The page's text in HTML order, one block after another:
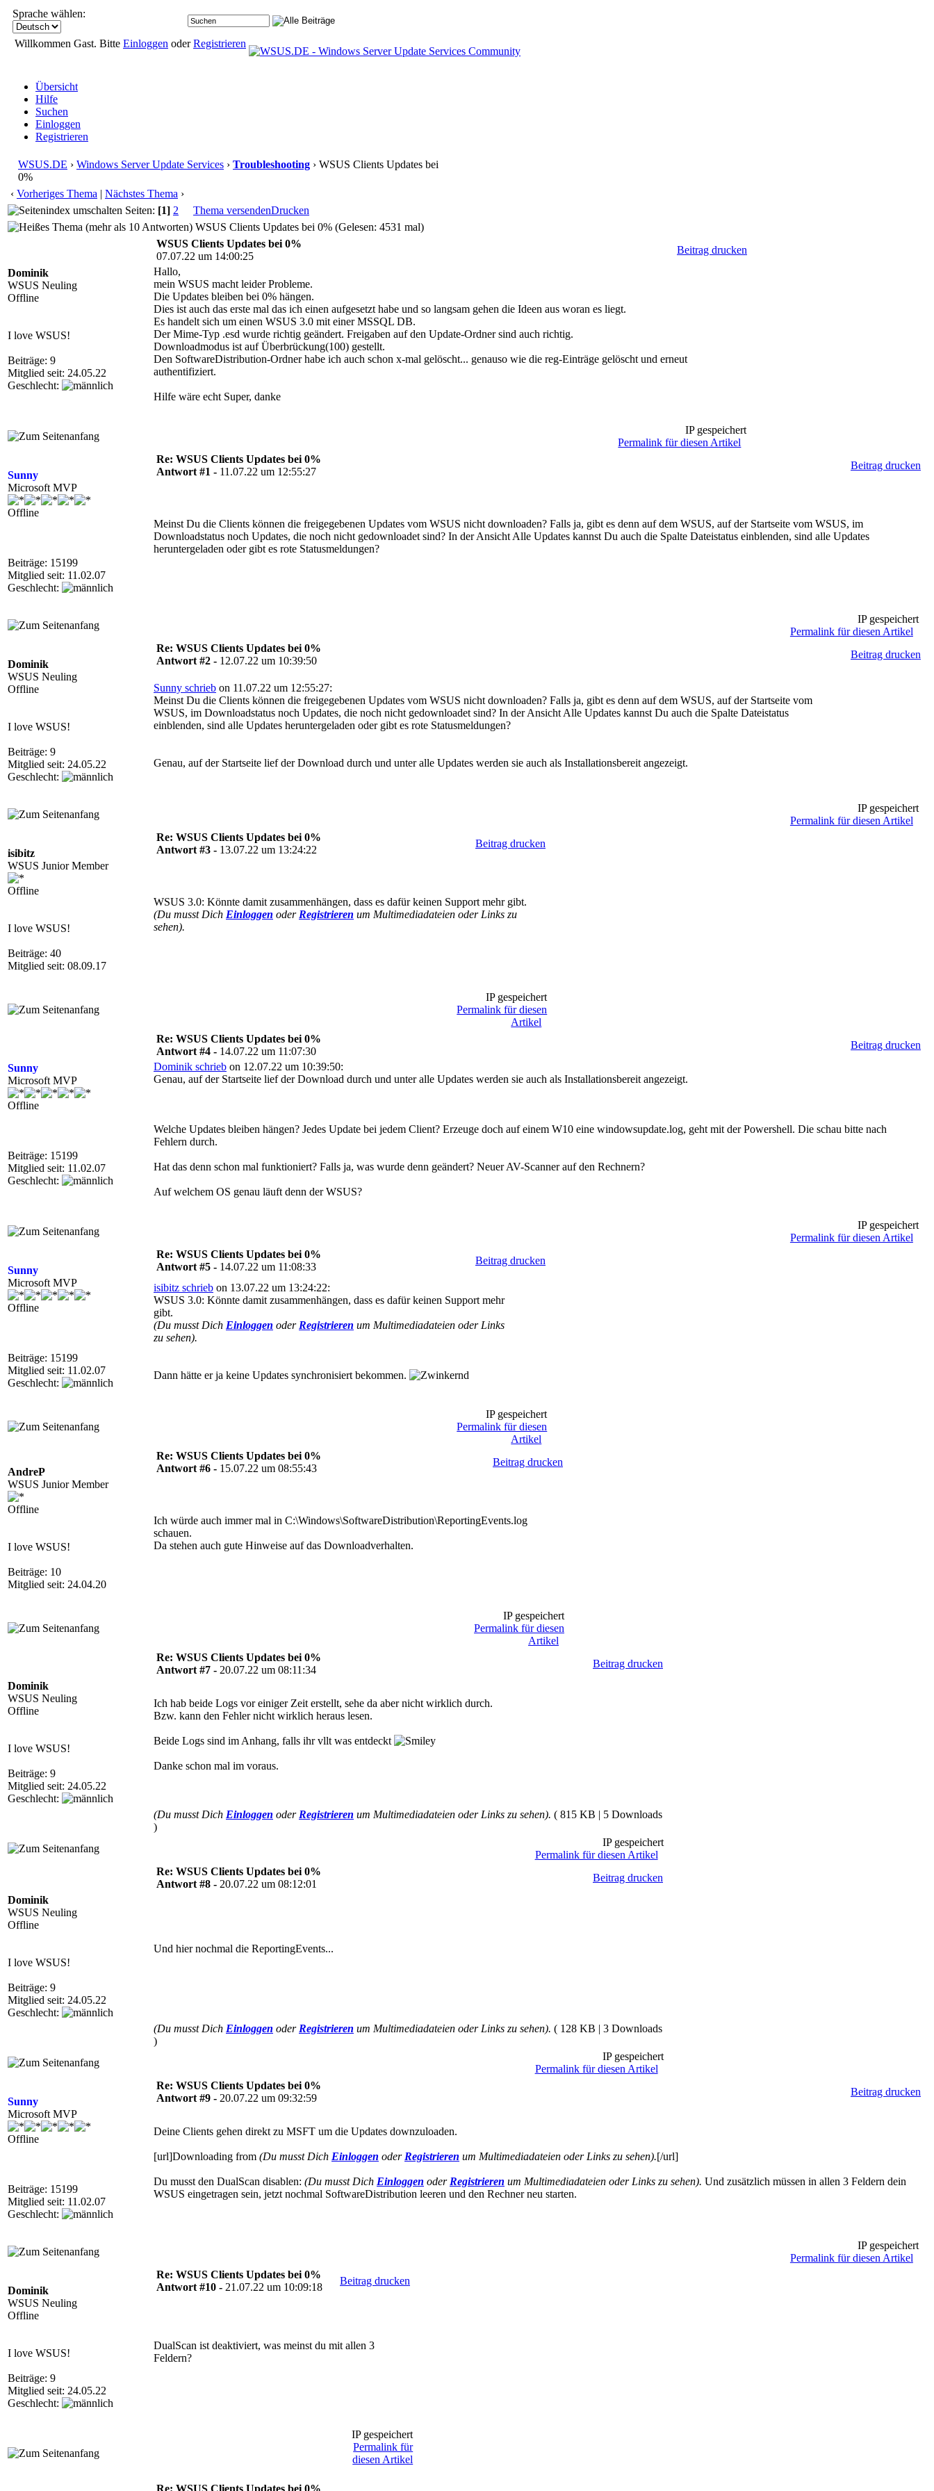
Sprache wählen:
Willkommen Gast. Bitte Einloggen oderRegistrieren
Übersicht
Hilfe
Suchen
Einloggen
Registrieren
WSUS.DE › Windows Server Update Services › Troubleshooting › WSUS Clients Updates bei
0%
‹ Vorheriges Thema | Nächstes Thema ›
Seiten: [1] 2 Thema versendenDrucken
WSUS Clients Updates bei 0% (Gelesen: 4531 mal)
Dominik
WSUS Neuling
Offline
I love WSUS!
Beiträge: 9
Mitglied seit: 24.05.22
Geschlecht:
WSUS Clients Updates bei 0%
07.07.22 um 14:00:25
Beitrag drucken
Hallo,
mein WSUS macht leider Probleme.
Die Updates bleiben bei 0% hängen.
Dies ist auch das erste mal das ich einen aufgesetzt habe und so langsam gehen die Ideen aus woran es liegt.
Es handelt sich um einen WSUS 3.0 mit einer MSSQL DB.
Der Mime-Typ .esd wurde richtig geändert. Freigaben auf den Update-Ordner sind auch richtig.
Downloadmodus ist auf Überbrückung(100) gestellt.
Den SoftwareDistribution-Ordner habe ich auch schon x-mal gelöscht... genauso wie die reg-Einträge gelöscht und erneut
authentifiziert.
Hilfe wäre echt Super, danke
IP gespeichert
Permalink für diesen Artikel
Sunny
Microsoft MVP
Offline
Beiträge: 15199
Mitglied seit: 11.02.07
Geschlecht:
Re: WSUS Clients Updates bei 0%
Antwort #1 - 11.07.22 um 12:55:27
Beitrag drucken
Meinst Du die Clients können die freigegebenen Updates vom WSUS nicht downloaden? Falls ja, gibt es denn auf dem WSUS, auf der Startseite vom WSUS, im
Downloadstatus noch Updates, die noch nicht gedownloadet sind? In der Ansicht Alle Updates kannst Du auch die Spalte Dateistatus einblenden, sind alle Updates
heruntergeladen oder gibt es rote Statusmeldungen?
IP gespeichert
Permalink für diesen Artikel
Dominik
WSUS Neuling
Offline
I love WSUS!
Beiträge: 9
Mitglied seit: 24.05.22
Geschlecht:
Re: WSUS Clients Updates bei 0%
Antwort #2 - 12.07.22 um 10:39:50
Beitrag drucken
Sunny schrieb on 11.07.22 um 12:55:27:
Meinst Du die Clients können die freigegebenen Updates vom WSUS nicht downloaden? Falls ja, gibt es denn auf dem WSUS, auf der Startseite vom
WSUS, im Downloadstatus noch Updates, die noch nicht gedownloadet sind? In der Ansicht Alle Updates kannst Du auch die Spalte Dateistatus
einblenden, sind alle Updates heruntergeladen oder gibt es rote Statusmeldungen?
Genau, auf der Startseite lief der Download durch und unter alle Updates werden sie auch als Installationsbereit angezeigt.
IP gespeichert
Permalink für diesen Artikel
isibitz
WSUS Junior Member
Offline
I love WSUS!
Beiträge: 40
Mitglied seit: 08.09.17
Re: WSUS Clients Updates bei 0%
Antwort #3 - 13.07.22 um 13:24:22
Beitrag drucken
WSUS 3.0: Könnte damit zusammenhängen, dass es dafür keinen Support mehr gibt.
(Du musst Dich Einloggen oder Registrieren um Multimediadateien oder Links zu
sehen).
IP gespeichert
Permalink für diesen
Artikel
Sunny
Microsoft MVP
Offline
Beiträge: 15199
Mitglied seit: 11.02.07
Geschlecht:
Re: WSUS Clients Updates bei 0%
Antwort #4 - 14.07.22 um 11:07:30
Beitrag drucken
Dominik schrieb on 12.07.22 um 10:39:50:
Genau, auf der Startseite lief der Download durch und unter alle Updates werden sie auch als Installationsbereit angezeigt.
Welche Updates bleiben hängen? Jedes Update bei jedem Client? Erzeuge doch auf einem W10 eine windowsupdate.log, geht mit der Powershell. Die schau bitte nach
Fehlern durch.
Hat das denn schon mal funktioniert? Falls ja, was wurde denn geändert? Neuer AV-Scanner auf den Rechnern?
Auf welchem OS genau läuft denn der WSUS?
IP gespeichert
Permalink für diesen Artikel
Sunny
Microsoft MVP
Offline
Beiträge: 15199
Mitglied seit: 11.02.07
Geschlecht:
Re: WSUS Clients Updates bei 0%
Antwort #5 - 14.07.22 um 11:08:33
Beitrag drucken
isibitz schrieb on 13.07.22 um 13:24:22:
WSUS 3.0: Könnte damit zusammenhängen, dass es dafür keinen Support mehr
gibt.
(Du musst Dich Einloggen oder Registrieren um Multimediadateien oder Links
zu sehen).
Dann hätte er ja keine Updates synchronisiert bekommen.
IP gespeichert
Permalink für diesen
Artikel
AndreP
WSUS Junior Member
Offline
I love WSUS!
Beiträge: 10
Mitglied seit: 24.04.20
Re: WSUS Clients Updates bei 0%
Antwort #6 - 15.07.22 um 08:55:43
Beitrag drucken
Ich würde auch immer mal in C:\Windows\SoftwareDistribution\ReportingEvents.log
schauen.
Da stehen auch gute Hinweise auf das Downloadverhalten.
IP gespeichert
Permalink für diesen
Artikel
Dominik
WSUS Neuling
Offline
I love WSUS!
Beiträge: 9
Mitglied seit: 24.05.22
Geschlecht:
Re: WSUS Clients Updates bei 0%
Antwort #7 - 20.07.22 um 08:11:34
Beitrag drucken
Ich hab beide Logs vor einiger Zeit erstellt, sehe da aber nicht wirklich durch.
Bzw. kann den Fehler nicht wirklich heraus lesen.
Beide Logs sind im Anhang, falls ihr vllt was entdeckt
Danke schon mal im voraus.
(Du musst Dich Einloggen oder Registrieren um Multimediadateien oder Links zu sehen). ( 815 KB | 5 Downloads
)
IP gespeichert
Permalink für diesen Artikel
Dominik
WSUS Neuling
Offline
I love WSUS!
Beiträge: 9
Mitglied seit: 24.05.22
Geschlecht:
Re: WSUS Clients Updates bei 0%
Antwort #8 - 20.07.22 um 08:12:01
Beitrag drucken
Und hier nochmal die ReportingEvents...
(Du musst Dich Einloggen oder Registrieren um Multimediadateien oder Links zu sehen). ( 128 KB | 3 Downloads
)
IP gespeichert
Permalink für diesen Artikel
Sunny
Microsoft MVP
Offline
Beiträge: 15199
Mitglied seit: 11.02.07
Geschlecht:
Re: WSUS Clients Updates bei 0%
Antwort #9 - 20.07.22 um 09:32:59
Beitrag drucken
Deine Clients gehen direkt zu MSFT um die Updates downzuloaden.
[url]Downloading from (Du musst Dich Einloggen oder Registrieren um Multimediadateien oder Links zu sehen).[/url]
Du musst den DualScan disablen: (Du musst Dich Einloggen oder Registrieren um Multimediadateien oder Links zu sehen). Und zusätzlich müssen in allen 3 Feldern dein
WSUS eingetragen sein, jetzt nochmal SoftwareDistribution leeren und den Rechner neu starten.
IP gespeichert
Permalink für diesen Artikel
Dominik
WSUS Neuling
Offline
I love WSUS!
Beiträge: 9
Mitglied seit: 24.05.22
Geschlecht:
Re: WSUS Clients Updates bei 0%
Antwort #10 - 21.07.22 um 10:09:18
Beitrag drucken
DualScan ist deaktiviert, was meinst du mit allen 3
Feldern?
IP gespeichert
Permalink für
diesen Artikel
Re: WSUS Clients Updates bei 0%